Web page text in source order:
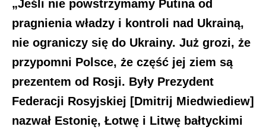
„Jeśli nie powstrzymamy Putina od
pragnienia władzy i kontroli nad Ukrainą,
nie ograniczy się do Ukrainy. Już grozi, że
przypomni Polsce, że część jej ziem są
prezentem od Rosji. Były Prezydent
Federacji Rosyjskiej [Dmitrij Miedwiediew]
nazwał Estonię, Łotwę i Litwę bałtyckimi